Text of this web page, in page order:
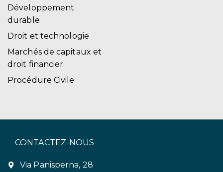
Développement
durable
Droit et technologie
Marchés de capitaux et
droit financier
Procédure Civile
CONTACTEZ-NOUS
Via Panisperna, 28